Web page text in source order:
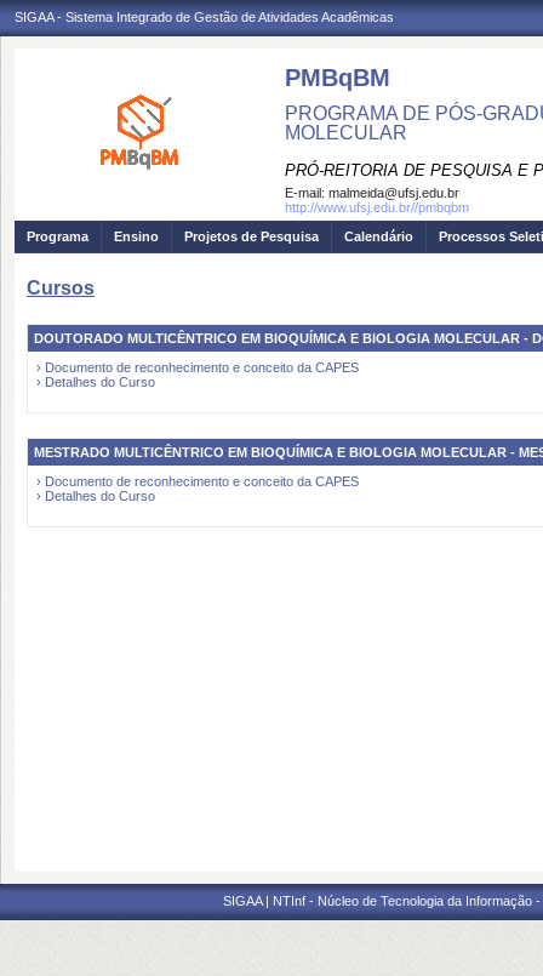
SIGAA - Sistema Integrado de Gestão de Atividades Acadêmicas
PMBqBM
PROGRAMA DE PÓS-
MOLECULAR
PRÓ-REITORIA DE PESQUISA E
E-mail: malmeida@ufsj.edu.br
http://www.ufsj.edu.br//pmbqbm
Programa
Ensino Projetos de Pesquisa Calendário Processos
Cursos
DOUTORADO MULTICÊNTRICO EM BIOQUÍMICA E BIOLOGIA MOLECULAR -
› Documento de reconhecimento e conceito da CAPES
› Detalhes do Curso
MESTRADO MULTICÊNTRICO EM BIOQUÍMICA E BIOLOGIA MOLECULAR -
› Documento de reconhecimento e conceito da CAPES
› Detalhes do Curso
SIGAA | NTInf - Núcleo de Tecnologia da